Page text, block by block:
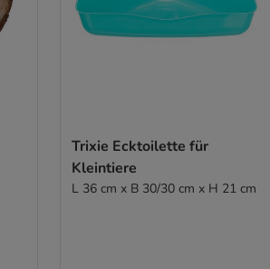
Trixie Ecktoilette für
Kleintiere
L 36 cm x B 30/30 cm x H 21 cm